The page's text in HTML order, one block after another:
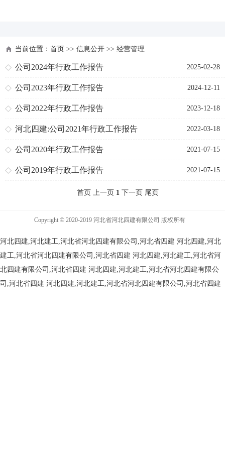
当前位置： 首页 >> 信息公开 >> 经营管理
2025-02-28
公司2024年行政工作报告
2024-12-11
公司2023年行政工作报告
2023-12-18
公司2022年行政工作报告
2022-03-18
河北四建:公司2021年行政工作报告
2021-07-15
公司2020年行政工作报告
2021-07-15
公司2019年行政工作报告
首页 上一页 1 下一页 尾页
Copyright © 2020-2019 河北省河北四建有限公司 版权所有
河北四建,河北建工,河北省河北四建有限公司,河北省四建 河北四建,河北
建工,河北省河北四建有限公司,河北省四建 河北四建,河北建工,河北省河
北四建有限公司,河北省四建 河北四建,河北建工,河北省河北四建有限公
司,河北省四建 河北四建,河北建工,河北省河北四建有限公司,河北省四建